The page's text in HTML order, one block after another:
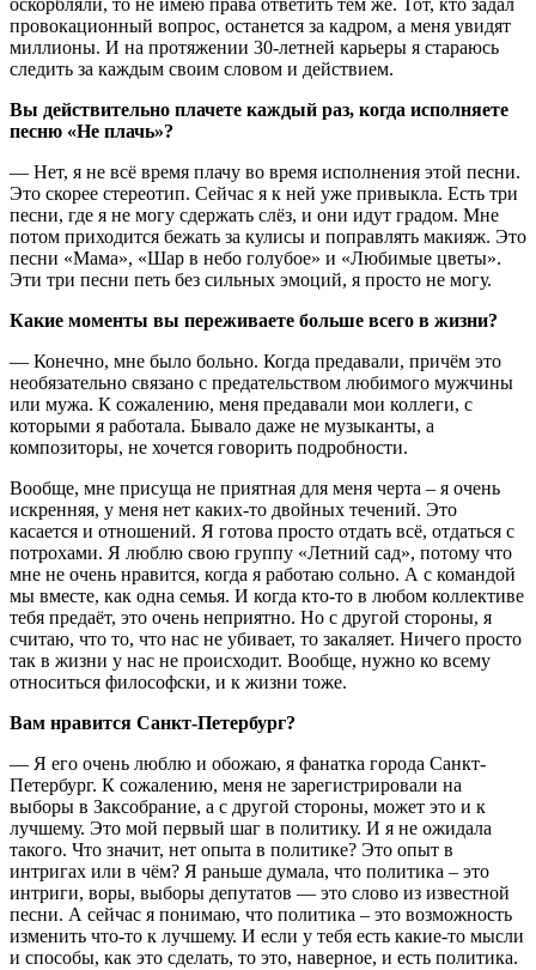
оскорбляли, то не имею права ответить тем же. Тот, кто задал
провокационный вопрос, останется за кадром, а меня увидят
миллионы. И на протяжении 30-летней карьеры я стараюсь
следить за каждым своим словом и действием.
Вы действительно плачете каждый раз, когда исполняете
песню «Не плачь»?
— Нет, я не всё время плачу во время исполнения этой песни.
Это скорее стереотип. Сейчас я к ней уже привыкла. Есть три
песни, где я не могу сдержать слёз, и они идут градом. Мне
потом приходится бежать за кулисы и поправлять макияж. Это
песни «Мама», «Шар в небо голубое» и «Любимые цветы».
Эти три песни петь без сильных эмоций, я просто не могу.
Какие моменты вы переживаете больше всего в жизни?
— Конечно, мне было больно. Когда предавали, причём это
необязательно связано с предательством любимого мужчины
или мужа. К сожалению, меня предавали мои коллеги, с
которыми я работала. Бывало даже не музыканты, а
композиторы, не хочется говорить подробности.
Вообще, мне присуща не приятная для меня черта – я очень
искренняя, у меня нет каких-то двойных течений. Это
касается и отношений. Я готова просто отдать всё, отдаться с
потрохами. Я люблю свою группу «Летний сад», потому что
мне не очень нравится, когда я работаю сольно. А с командой
мы вместе, как одна семья. И когда кто-то в любом коллективе
тебя предаёт, это очень неприятно. Но с другой стороны, я
считаю, что то, что нас не убивает, то закаляет. Ничего просто
так в жизни у нас не происходит. Вообще, нужно ко всему
относиться философски, и к жизни тоже.
Вам нравится Санкт-Петербург?
— Я его очень люблю и обожаю, я фанатка города Санкт-
Петербург. К сожалению, меня не зарегистрировали на
выборы в Заксобрание, а с другой стороны, может это и к
лучшему. Это мой первый шаг в политику. И я не ожидала
такого. Что значит, нет опыта в политике? Это опыт в
интригах или в чём? Я раньше думала, что политика – это
интриги, воры, выборы депутатов — это слово из известной
песни. А сейчас я понимаю, что политика – это возможность
изменить что-то к лучшему. И если у тебя есть какие-то мысли
и способы, как это сделать, то это, наверное, и есть политика.